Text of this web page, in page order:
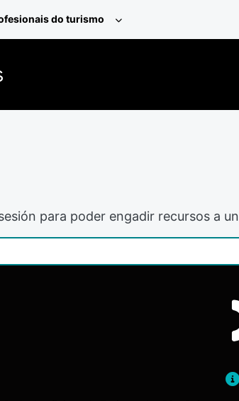
do turismo
para poder engadir recursos a